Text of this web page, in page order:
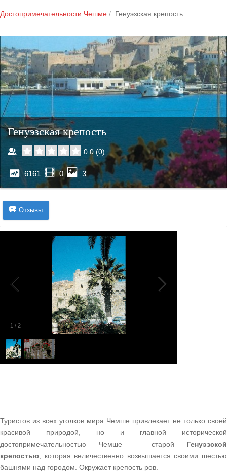
Достопримечательности Чешме Генуэзская крепость
Генуэзская крепость
0.0 (0)
6161 0 3
Отзывы
1 / 2
Туристов из всех уголков мира Чемше привлекает не только своей
красивой природой, но и главной исторической
достопримечательностью Чемше – старой Генуэзской
крепостью , которая величественно возвышается своими шестью
башнями над городом. Окружает крепость ров.